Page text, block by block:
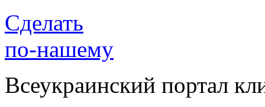
Сделать
по-нашему
Всеукраинский портал